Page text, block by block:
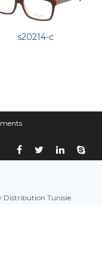
s20214-c
Tunisie